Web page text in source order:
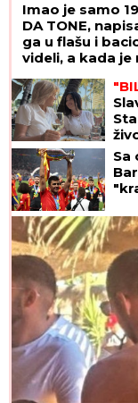
Imao je samo
DA TONE,
ga u flašu i
videli, a kada
Sa